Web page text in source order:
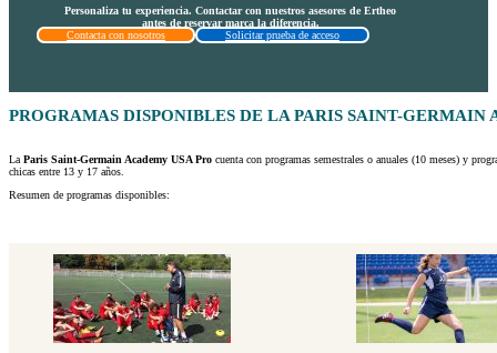
Personaliza tu experiencia. Contactar con nuestros asesores de Ertheo
antes de reservar marca la diferencia.
Contacta con nosotros
Solicitar prueba de acceso
PROGRAMAS DISPONIBLES DE LA PARIS SAINT-GERMAIN
La Paris Saint-Germain Academy USA Pro cuenta con programas semestrales o anuales (10 meses) y
chicas entre 13 y 17 años.
Resumen de programas disponibles: